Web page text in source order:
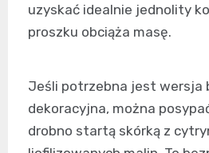
uzyskać idealnie jednolity
proszku obciąża masę.
Jeśli potrzebna jest wersja
dekoracyjna, można
drobno startą skórką z